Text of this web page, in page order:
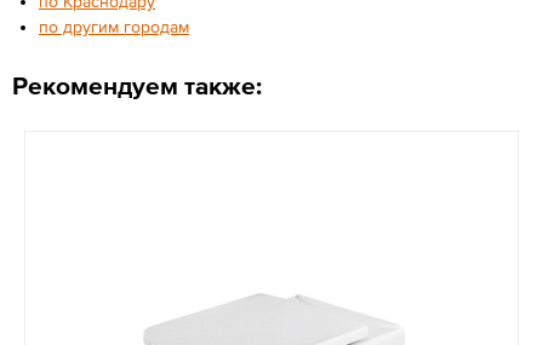
по другим городам
Рекомендуем также: